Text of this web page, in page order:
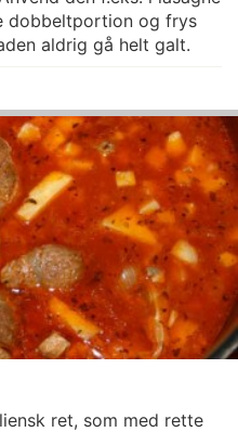
dobbeltportion og frys
aldrig gå helt galt.
ret, som med rette